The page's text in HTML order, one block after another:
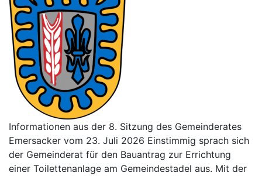
Informationen aus der 8. Sitzung des Gemeinderates
Emersacker vom 23. Juli 2026 Einstimmig sprach sich
der Gemeinderat für den Bauantrag zur Errichtung
einer Toilettenanlage am Gemeindestadel aus. Mit der